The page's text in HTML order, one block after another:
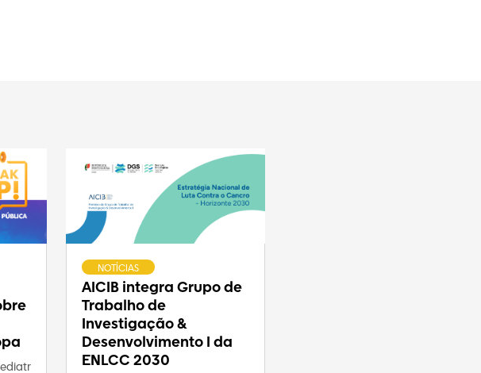
AICIB integra Grupo de
Trabalho de
Investigação &
Desenvolvimento I da
ENLCC 2030
NOTÍCIAS